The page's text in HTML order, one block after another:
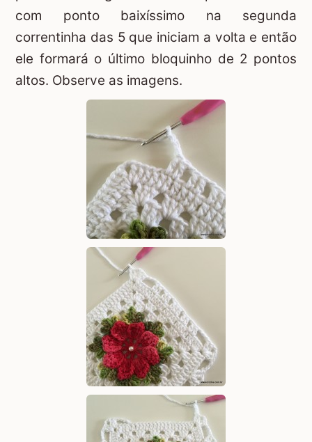
com ponto baixíssimo na segunda
correntinha das 5 que iniciam a volta e então
ele formará o último bloquinho de 2 pontos
altos. Observe as imagens.